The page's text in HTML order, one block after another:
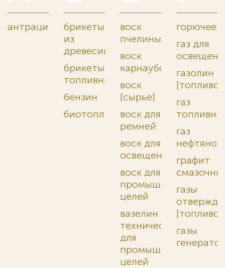
антрацит
брикеты
из
древесины
брикеты
топливные
бензин
биотопливо
воск
пчелиный
воск
карнаубский
воск
[сырье]
воск для
ремней
воск для
освещения
воск для
промышленных
целей
вазелин
технический
для
промышленных
целей
горючее
газ для
газолин
[топливо]
газ
газ
нефтяной
графит
газы
[топливо]
газы